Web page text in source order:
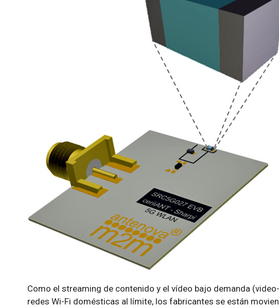
Como el streaming de contenido y el vídeo bajo demanda
redes Wi-Fi domésticas al límite, los fabricantes se están